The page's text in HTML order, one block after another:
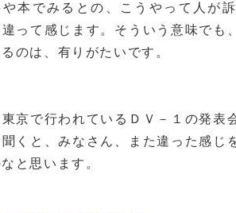
や本でみるとの、こうやって人が
って感じます。そういう意味でも
のは、有りがたいです。
京で行われているＤＶ－１の発表
くと、みなさん、また違った感じ
と思います。